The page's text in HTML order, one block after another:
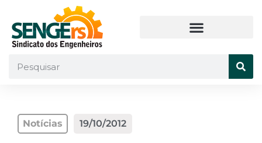
Notícias 19/10/2012